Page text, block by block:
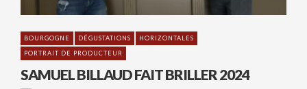
BOURGOGNE DÉGUSTATIONS
HORIZONTALES
PORTRAIT DE PRODUCTEUR
SAMUEL BILLAUD FAIT BRILLER 2024